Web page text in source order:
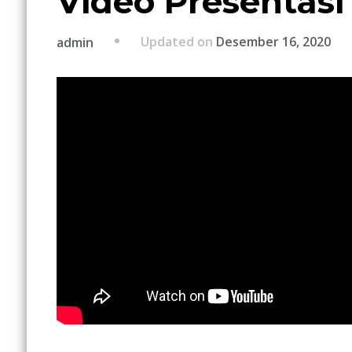
admin Updated on Desember 16, 2020